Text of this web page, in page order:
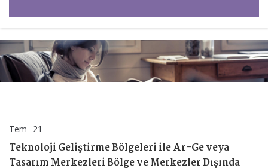
Tem 21
Bölgeleri
ile
Teknoloji Geliştirme Bölgeleri ile Ar-Ge veya
Tasarım Merkezleri Bölge ve Merkezler Dışında